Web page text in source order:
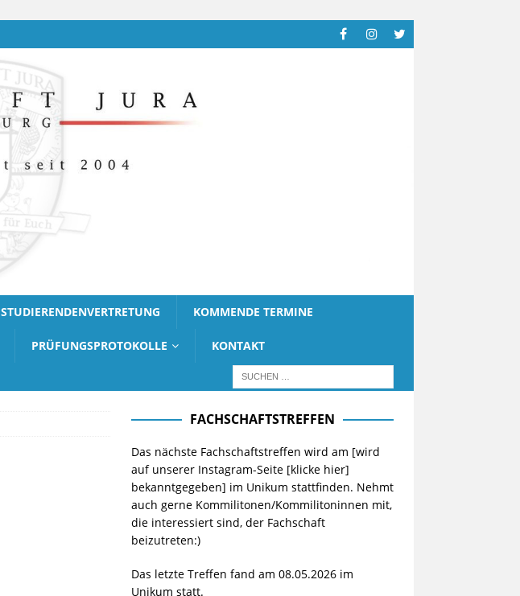
STUDIERENDENVERTRETUNG KOMMENDE TERMINE
PRÜFUNGSPROTOKOLLE KONTAKT
FACHSCHAFTSTREFFEN
Das nächste Fachschaftstreffen wird am [wird
auf unserer Instagram-Seite [klicke hier]
bekanntgegeben] im Unikum stattfinden. Nehmt
auch gerne Kommilitonen/Kommilitoninnen mit,
die interessiert sind, der Fachschaft
beizutreten:)
Das letzte Treffen fand am 08.05.2026 im
Unikum statt.